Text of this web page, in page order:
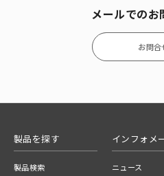
メールでのお
お問合
製品を探す
製品検索
インフォメ
ニュース